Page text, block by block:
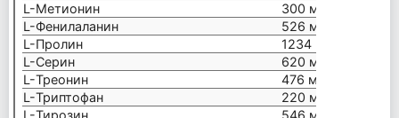
L-Метионин
300 мг
L-Фенилаланин
526 мг
L-Пролин
1234 мг
L-Серин
620 мг
L-Треонин
476 мг
L-Триптофан
220 мг